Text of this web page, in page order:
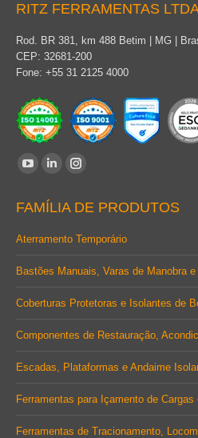
RITZ FERRAMENTAS
Rod. BR 381, km 488 Betim | MG |
CEP: 32681-200
Fone: +55 31 2125 4000
Encontre-nos em:
opens
in
window
Linkedin
opens
in
window
Instagram
opens
in
window
FAMÍLIA DE PRODUTOS
Aterramento Temporário
Bastões Manuais, Varas de Manobra
Coberturas Protetoras e Isolantes de
Componentes de Restauração,
Escadas, Plataformas e Andaime
Ferramentas para Içamento de Cargas
Ferramentas de Tracionamento,